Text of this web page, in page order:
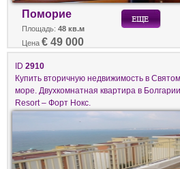
Поморие
Площадь: 48 кв.м
Цена € 49 000
ID 2910
Купить вторичную недвижимость в
море. Двухкомнатная квартира в
Resort – Форт Нокс.